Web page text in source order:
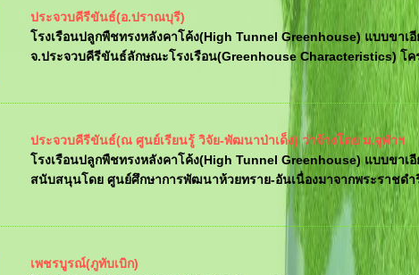
ประจวบคีรีขันธ์(อ.ปราณบุรี)
โรงเรือนปลูกพืชทรงหลังคาโค้ง(High Tunnel Greenhouse) แบบขา
จ.ประจวบคีรีขันธ์ลักษณะโรงเรือน(Greenhouse Characteristics) โคร
ประจวบคีรีขันธ์(ณ ศูนย์เรียนรู้ วิจัย-พัฒนาป่าเด็ง) ว่าจ้างโดย ม.จุฬาฯ
โรงเรือนปลูกพืชทรงหลังคาโค้ง(High Tunnel Greenhouse) แบบขา
สนับสนุนโดย ศูนย์ศึกษาการพัฒนาห้วยทราย-อันเนื่องมาจากพระราชดำ
เพชรบูรณ์(ภูทับเบิก)